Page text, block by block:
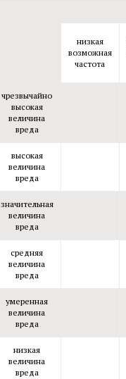
низкая
возможная
частота
чрезвычайно
высокая
величина
вреда
высокая
величина
вреда
значительная
величина
вреда
средняя
величина
вреда
умеренная
величина
вреда
низкая
величина
вреда